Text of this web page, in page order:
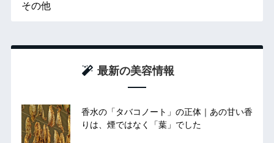
その他
最新の美容情報
香水の「タバコノート」の正体｜あの甘い香
りは、煙ではなく「葉」でした